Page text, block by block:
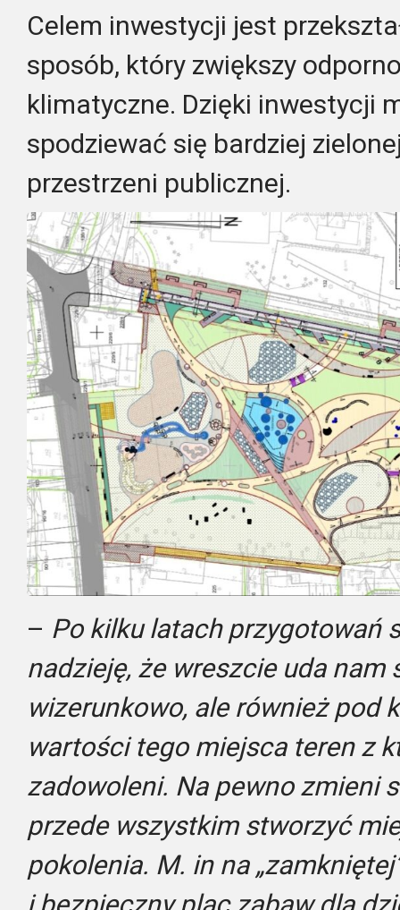
Celem inwestycji jest
sposób, który zwiększy
klimatyczne. Dzięki inwestycji
spodziewać się bardziej
przestrzeni publicznej.
– Po kilku latach przygotowań
nadzieję, że wreszcie uda nam
wizerunkowo, ale również pod
wartości tego miejsca teren z
zadowoleni. Na pewno zmieni
przede wszystkim stworzyć
pokolenia. M. in na